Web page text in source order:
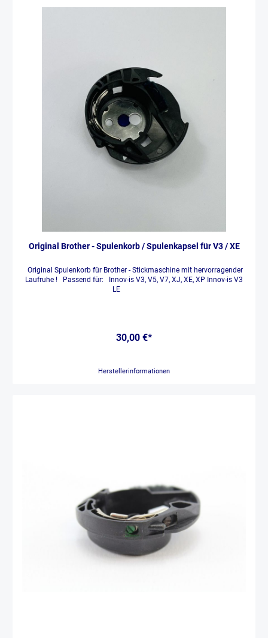
Original Brother - Spulenkorb / Spulenkapsel für V3 / XE
Original Spulenkorb für Brother - Stickmaschine mit hervorragender
Laufruhe ! Passend für: Innov-is V3, V5, V7, XJ, XE, XP Innov-is V3
LE
30,00 €*
Herstellerinformationen